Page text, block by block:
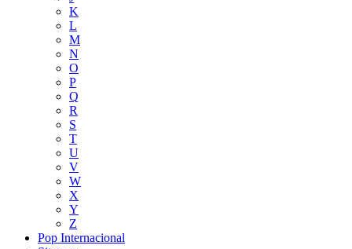
K
L
M
N
O
P
Q
R
S
T
U
V
W
X
Y
Z
Pop Internacional